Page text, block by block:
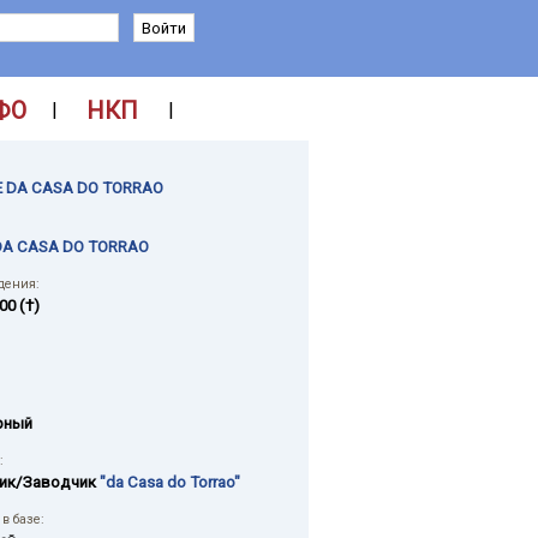
| НКП |
DA CASA DO TORRAO
CASA DO TORRAO
(†)
Заводчик"da Casa do Torrao"
базе: